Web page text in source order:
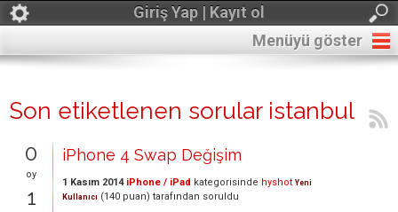
Giriş Yap | Kayıt ol
Menüyü göster
Son etiketlenen sorular istanbul
0
oy
1
iPhone 4 Swap Değişim
1 Kasım 2014 iPhone / iPad kategorisinde hyshot Yeni
Kullanıcı (140 puan) tarafından soruldu